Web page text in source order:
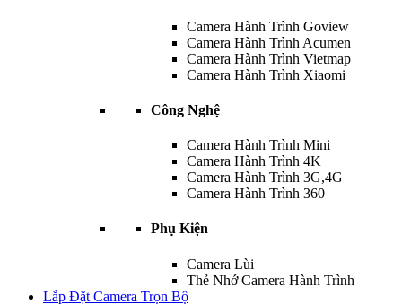
Camera Hành Trình Goview
Camera Hành Trình Acumen
Camera Hành Trình Vietmap
Camera Hành Trình Xiaomi
Công Nghệ
Camera Hành Trình Mini
Camera Hành Trình 4K
Camera Hành Trình 3G,4G
Camera Hành Trình 360
Phụ Kiện
Camera Lùi
Thẻ Nhớ Camera Hành Trình
Lắp Đặt Camera Trọn Bộ